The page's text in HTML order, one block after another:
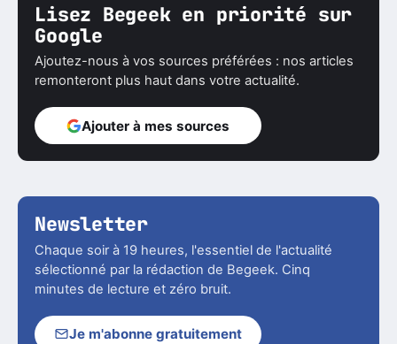
Lisez Begeek en priorité sur
Google
Ajoutez-nous à vos sources préférées : nos articles
remonteront plus haut dans votre actualité.
Ajouter à mes sources
Newsletter
Chaque soir à 19 heures, l'essentiel de l'actualité
sélectionné par la rédaction de Begeek. Cinq
minutes de lecture et zéro bruit.
Je m'abonne gratuitement